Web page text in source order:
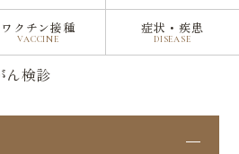
ワクチン接種
VACCINE
症状・疾患
DISEASE
ん検診